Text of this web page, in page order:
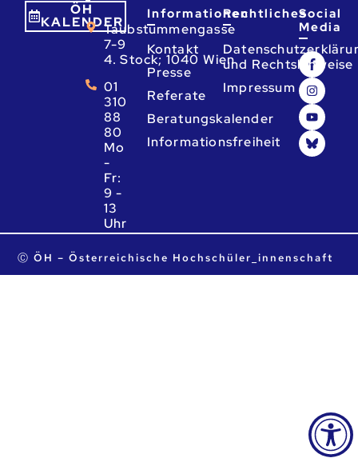
ÖH
KALENDERTaubstummengasse
7-9
4. Stock; 1040 Wien
01
310
88
80
Mo
-
Fr:
9 -
13
Uhr
ta.ca.heo@heo
Informationen
Kontakt
Presse
Referate
Beratungskalender
Informationsfreiheit
Rechtliches
und Rechtshinweise
Impressum
Social
Media
Ⓒ ÖH – Österreichische Hochschüler_innenschaft